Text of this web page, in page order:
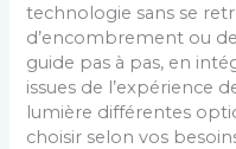
technologie sans se
d’encombrement ou
guide pas à pas, en
issues de l’expérience
lumière différentes
choisir selon vos